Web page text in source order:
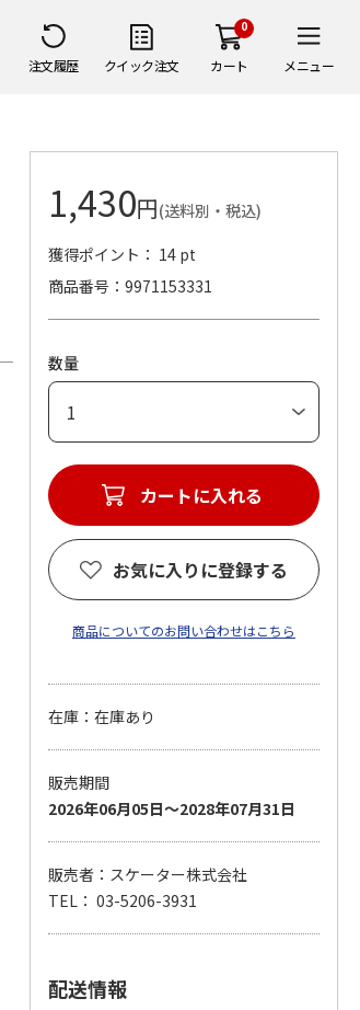
注文履歴 クイック注文
0
カート メニュー
1,430円(送料別・税込)
獲得ポイント： 14 pt
商品番号
9971153331
数量
カートに入れる
お気に入りに登録する
商品についてのお問い合わせはこちら
在庫：在庫あり
販売期間
2026年06月05日～2028年07月31日
販売者：スケーター株式会社
TEL： 03-5206-3931
配送情報